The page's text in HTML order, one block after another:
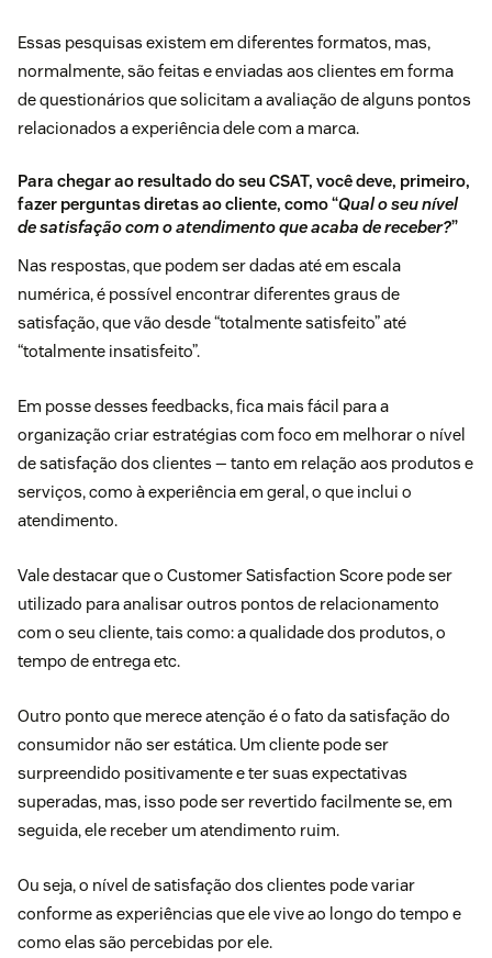
Essas pesquisas existem em diferentes formatos, mas,
normalmente, são feitas e enviadas aos clientes em forma
de questionários que solicitam a avaliação de alguns pontos
relacionados a experiência dele com a marca.
Para chegar ao resultado do seu CSAT, você deve, primeiro,
fazer perguntas diretas ao cliente, como “Qual o seu nível
de satisfação com o atendimento que acaba de receber?”
Nas respostas, que podem ser dadas até em escala
numérica, é possível encontrar diferentes graus de
satisfação, que vão desde “totalmente satisfeito” até
“totalmente insatisfeito”.
Em posse desses feedbacks, fica mais fácil para a
organização criar estratégias com foco em melhorar o nível
de satisfação dos clientes — tanto em relação aos produtos e
serviços, como à experiência em geral, o que inclui o
atendimento.
Vale destacar que o Customer Satisfaction Score pode ser
utilizado para analisar outros pontos de relacionamento
com o seu cliente, tais como: a qualidade dos produtos, o
tempo de entrega etc.
Outro ponto que merece atenção é o fato da satisfação do
consumidor não ser estática. Um cliente pode ser
surpreendido positivamente e ter suas expectativas
superadas, mas, isso pode ser revertido facilmente se, em
seguida, ele receber um atendimento ruim.
Ou seja, o nível de satisfação dos clientes pode variar
conforme as experiências que ele vive ao longo do tempo e
como elas são percebidas por ele.